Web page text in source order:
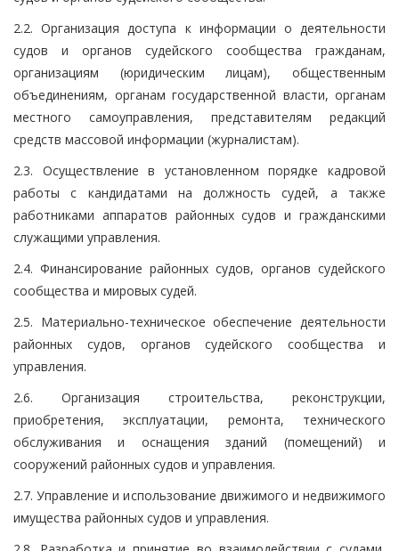
2.2. Организация доступа к информации о деятельности
судов и органов судейского сообщества гражданам,
организациям (юридическим лицам), общественным
объединениям, органам государственной власти, органам
местного самоуправления, представителям редакций
средств массовой информации (журналистам).
2.3. Осуществление в установленном порядке кадровой
работы с кандидатами на должность судей, а также
работниками аппаратов районных судов и гражданскими
служащими управления.
2.4. Финансирование районных судов, органов судейского
сообщества и мировых судей.
2.5. Материально-техническое обеспечение деятельности
районных судов, органов судейского сообщества и
управления.
2.6. Организация строительства, реконструкции,
приобретения, эксплуатации, ремонта, технического
обслуживания и оснащения зданий (помещений) и
сооружений районных судов и управления.
2.7. Управление и использование движимого и недвижимого
имущества районных судов и управления.